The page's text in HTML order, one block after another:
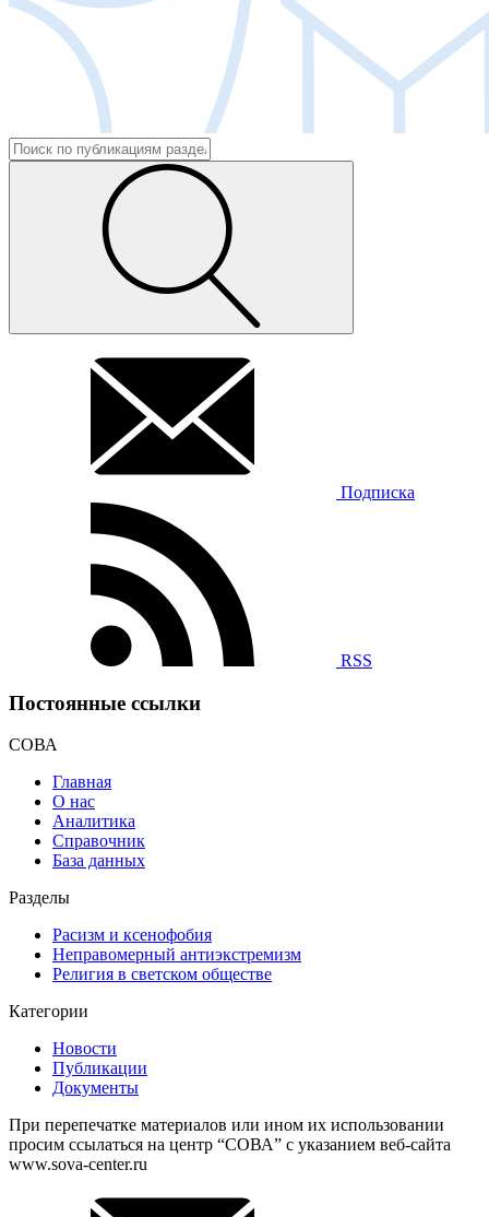
Подписка
RSS
Постоянные ссылки
СОВА
Главная
О нас
Аналитика
Справочник
База данных
Разделы
Расизм и ксенофобия
Неправомерный антиэкстремизм
Религия в светском обществе
Категории
Новости
Публикации
Документы
При перепечатке материалов или ином их использовании
просим ссылаться на центр “СОВА” с указанием веб-сайта
www.sova-center.ru